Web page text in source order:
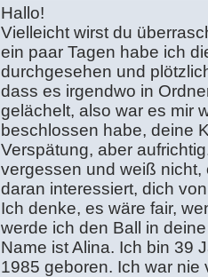
Hallo!
Vielleicht wirst du
ein paar Tagen habe ich
durchgesehen und
dass es irgendwo in
gelächelt, also war es mir
beschlossen habe, deine
Verspätung, aber
vergessen und weiß nicht,
daran interessiert, dich
Ich denke, es wäre fair,
werde ich den Ball in
Name ist Alina. Ich bin 39
1985 geboren. Ich war nie